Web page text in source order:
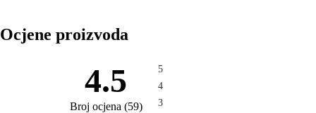
Ocjene proizvoda
4.5
Broj ocjena (59)
5
4
3